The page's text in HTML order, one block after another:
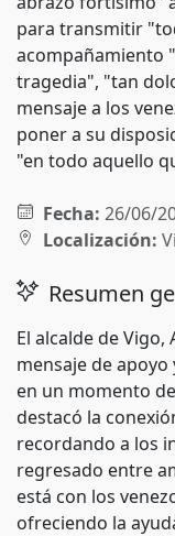
para transmitir
acompañamiento
tragedia", "tan
mensaje a los
poner a su
"en todo aquello
Fecha: 26/06/
Localización:
Resumen
El alcalde de Vigo,
mensaje de
en un momento
destacó la
recordando a los
regresado entre
está con los
ofreciendo la